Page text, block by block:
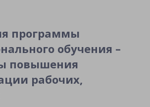
программы
обучения –
повышения
рабочих,